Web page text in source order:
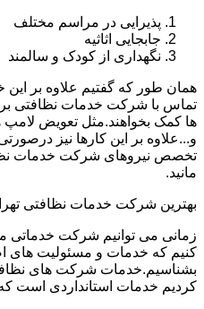
پذیرایی در مراسم مختلف
جابجایی اثاثیه
نگهداری از کودک و سالمند
همان طور که گفتیم علاوه بر این
تماس با شرکت خدمات نظافتی
ها کمک بخواهند.مثل تعویض لامپ
و...علاوه بر این کارها نیز
تخصص نیروهای شرکت خدمات
مانید.
بهترین شرکت خدمات نظافتی
زمانی می توانیم شرکت خدماتی
کنیم که خدمات و مسئولیت های
بشناسیم.خدمات شرکت های
کردیم خدمات استانداردی است که